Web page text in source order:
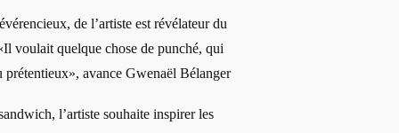
de l’artiste est révélateur du
voulait quelque chose de punché, qui
prétentieux», avance Gwenaël Bélanger
l’artiste souhaite inspirer les